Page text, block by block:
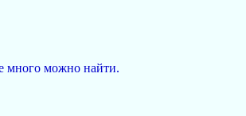
много можно найти.